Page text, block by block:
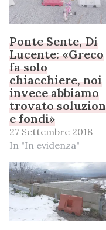
Ponte Sente, Di
Lucente: «Greco
fa solo
chiacchiere, noi
invece abbiamo
trovato
e fondi»
27 Settembre 2018
In "In evidenza"